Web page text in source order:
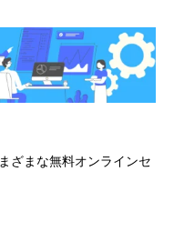
ざまな無料オンラインセ